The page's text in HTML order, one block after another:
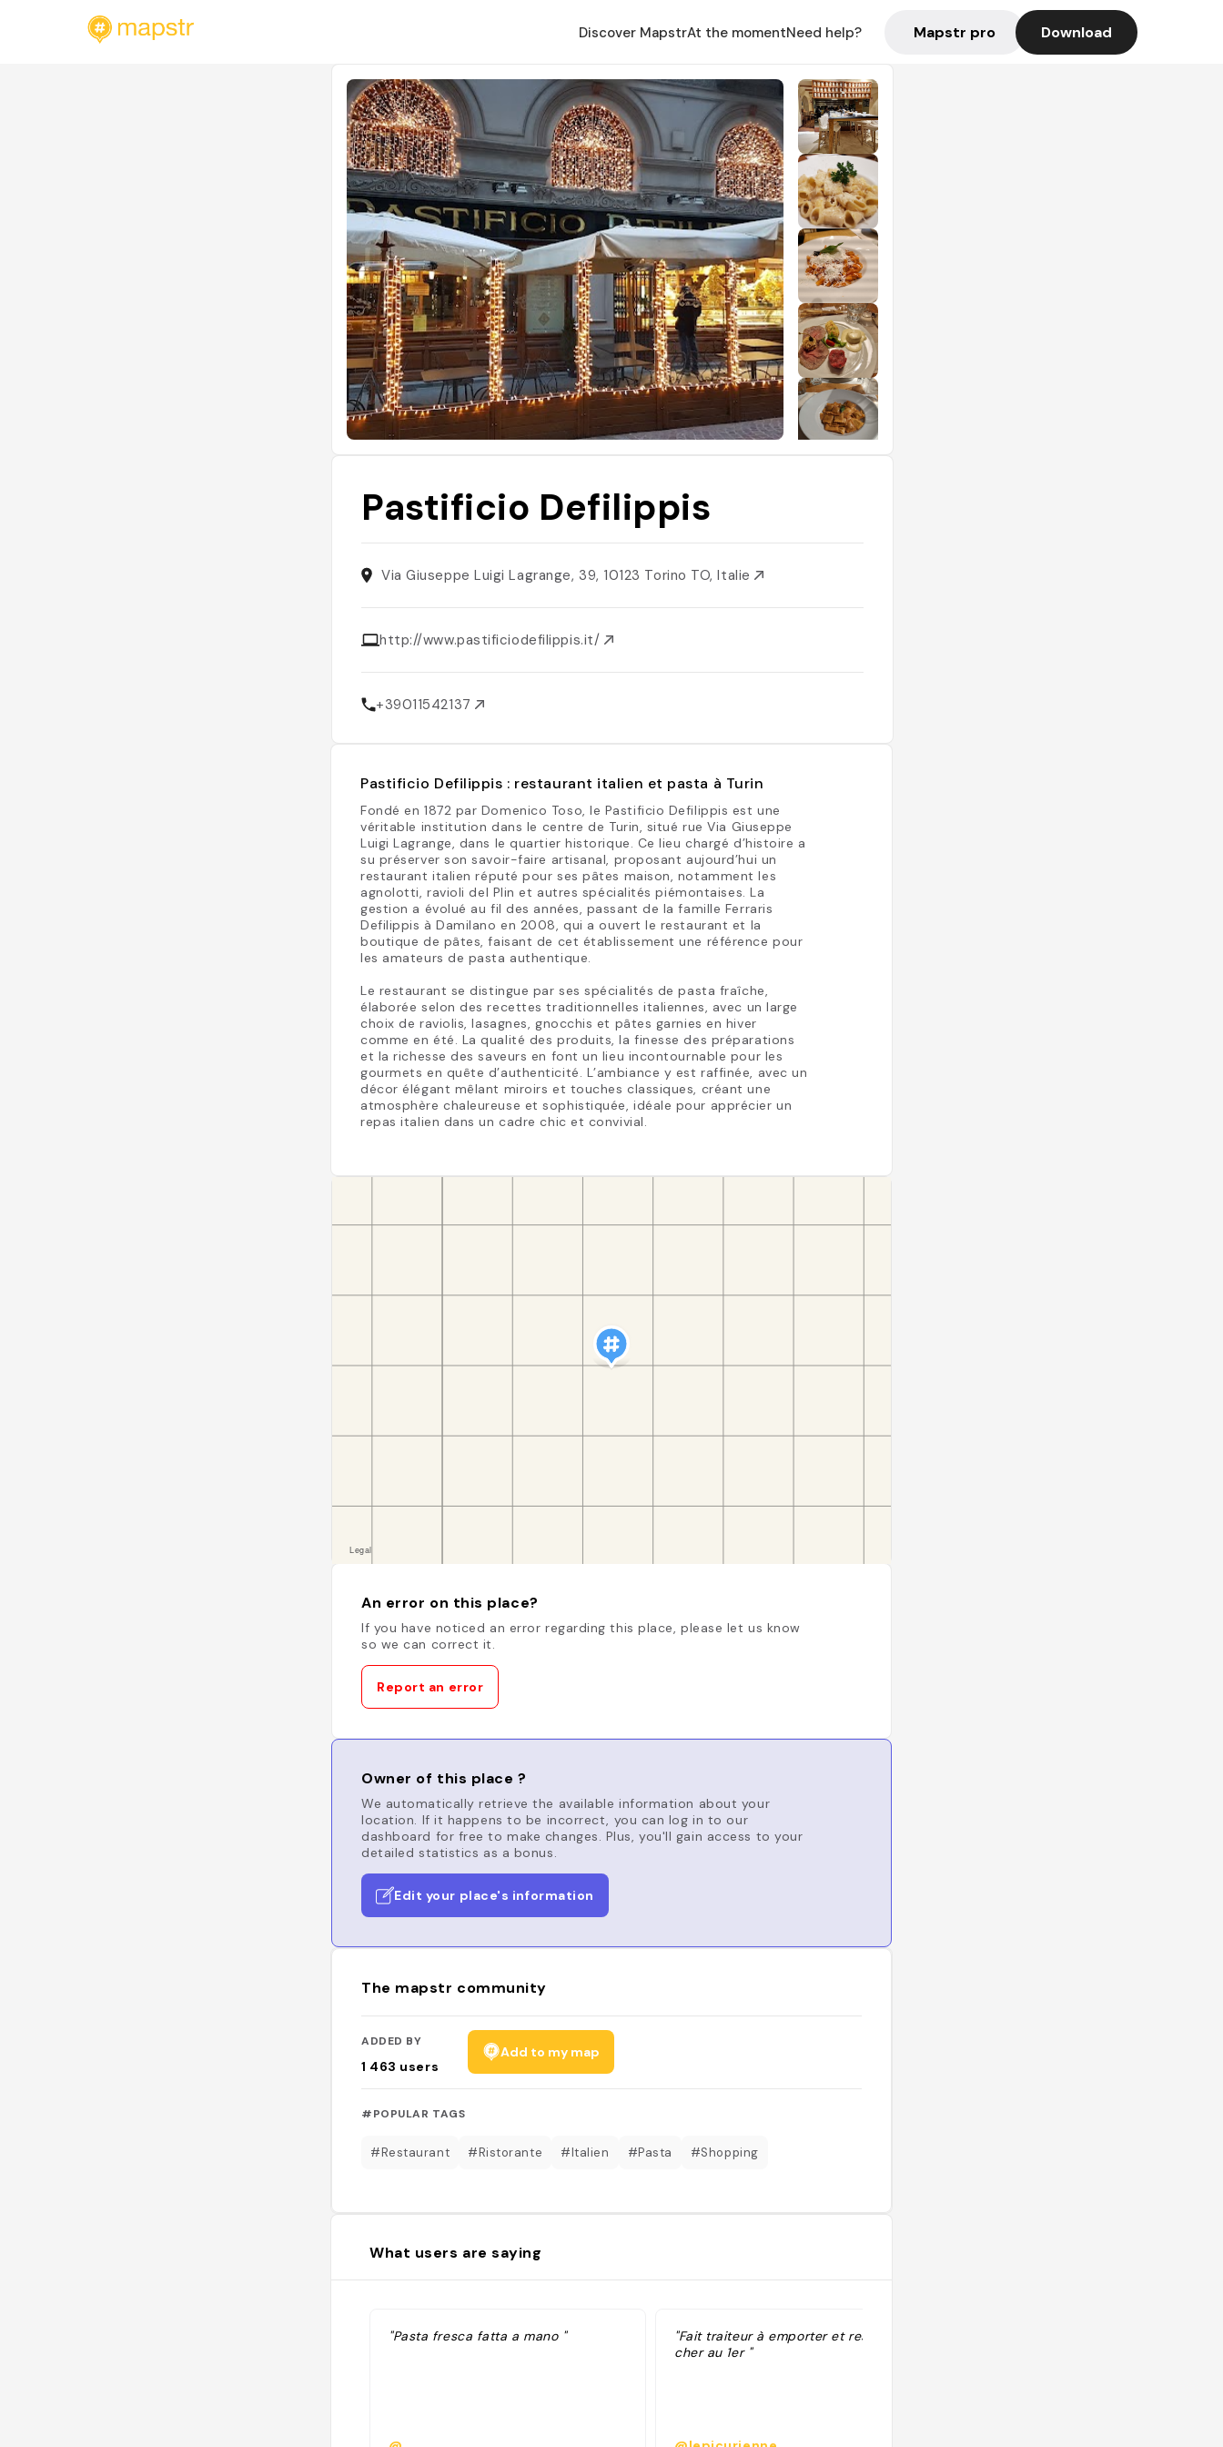
Discover MapstrAt the momentNeed help? Mapstr pro Download
Pastificio Defilippis
Via Giuseppe Luigi Lagrange, 39, 10123 Torino TO, Italie
http://www.pastificiodefilippis.it/
+39011542137
Pastificio Defilippis : restaurant italien et pasta à Turin
Fondé en 1872 par Domenico Toso, le Pastificio Defilippis est une
véritable institution dans le centre de Turin, situé rue Via Giuseppe
Luigi Lagrange, dans le quartier historique. Ce lieu chargé d’histoire a
su préserver son savoir-faire artisanal, proposant aujourd’hui un
restaurant italien réputé pour ses pâtes maison, notamment les
agnolotti, ravioli del Plin et autres spécialités piémontaises. La
gestion a évolué au fil des années, passant de la famille Ferraris
Defilippis à Damilano en 2008, qui a ouvert le restaurant et la
boutique de pâtes, faisant de cet établissement une référence pour
les amateurs de pasta authentique.
Le restaurant se distingue par ses spécialités de pasta fraîche,
élaborée selon des recettes traditionnelles italiennes, avec un large
choix de raviolis, lasagnes, gnocchis et pâtes garnies en hiver
comme en été. La qualité des produits, la finesse des préparations
et la richesse des saveurs en font un lieu incontournable pour les
gourmets en quête d’authenticité. L’ambiance y est raffinée, avec un
décor élégant mêlant miroirs et touches classiques, créant une
atmosphère chaleureuse et sophistiquée, idéale pour apprécier un
repas italien dans un cadre chic et convivial.
An error on this place?
If you have noticed an error regarding this place, please let us know
so we can correct it.
Report an error
Owner of this place ?
We automatically retrieve the available information about your
location. If it happens to be incorrect, you can log in to our
dashboard for free to make changes. Plus, you'll gain access to your
detailed statistics as a bonus.
Edit your place's information
The mapstr community
ADDED BY
1 463 users
Add to my map
#POPULAR TAGS
#Restaurant #Ristorante #Italien #Pasta #Shopping
What users are saying
"Pasta fresca fatta a mano "
"Fait traiteur à emporter et restau
cher au 1er "